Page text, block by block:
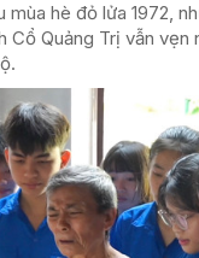
mùa hè đỏ lửa 1972,
Cổ Quảng Trị vẫn vẹn